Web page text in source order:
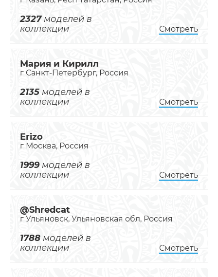
2327моделей в
коллекции
Смотреть
Мария и Кирилл
г Санкт-Петербург, Россия
2135 моделей в
коллекции
Смотреть
Erizo
г Москва, Россия
1999моделей в
коллекции
Смотреть
@Shredcat
г Ульяновск, Ульяновская обл, Россия
1788 моделей в
коллекции
Смотреть